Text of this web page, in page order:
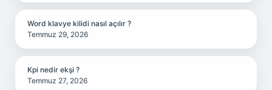
Word klavye kilidi nasıl açılır ?
Temmuz 29, 2026
Kpi nedir ekşi ?
Temmuz 27, 2026